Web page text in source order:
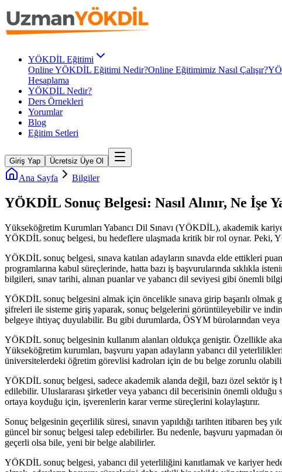
YÖKDİL Eğitimi
Online YÖKDİL Eğitimi Nedir?Online Eğitimimiz Nasıl Çalışır?
Hesaplama
YÖKDİL Nedir?
Ders Örnekleri
Yorumlar
Blog
Eğitim Setleri
Giriş Yap Ücretsiz Üye Ol
Ana Sayfa Bilgiler
YÖKDİL Sonuç Belgesi: Nasıl Alınır, Ne İşe
Yükseköğretim Kurumları Yabancı Dil Sınavı (YÖKDİL), akademik
YÖKDİL sonuç belgesi, bu hedeflere ulaşmada kritik bir rol oynar. Peki,
YÖKDİL sonuç belgesi, sınava katılan adayların sınavda elde ettikleri
programlarına kabul süreçlerinde, hatta bazı iş başvurularında sıklıkla
bilgileri, sınav tarihi, alınan puanlar ve yabancı dil seviyesi gibi önemli
YÖKDİL sonuç belgesini almak için öncelikle sınava girip başarılı olmak
şifreleri ile sisteme giriş yaparak, sonuç belgelerini görüntüleyebilir ve
belgeye ihtiyaç duyulabilir. Bu gibi durumlarda, ÖSYM bürolarından
YÖKDİL sonuç belgesinin kullanım alanları oldukça geniştir. Özellikle
Yükseköğretim kurumları, başvuru yapan adayların yabancı dil
üniversitelerdeki öğretim görevlisi kadroları için de bu belge zorunlu
YÖKDİL sonuç belgesi, sadece akademik alanda değil, bazı özel sektör
edilebilir. Uluslararası şirketler veya yabancı dil becerisinin önemli
ortaya koyduğu için, işverenlerin karar verme süreçlerini kolaylaştırır.
Sonuç belgesinin geçerlilik süresi, sınavın yapıldığı tarihten itibaren beş
güncel bir sonuç belgesi talep edebilirler. Bu nedenle, başvuru
geçerli olsa bile, yeni bir belge alabilirler.
YÖKDİL sonuç belgesi, yabancı dil yeterliliğini kanıtlamak ve kariyer